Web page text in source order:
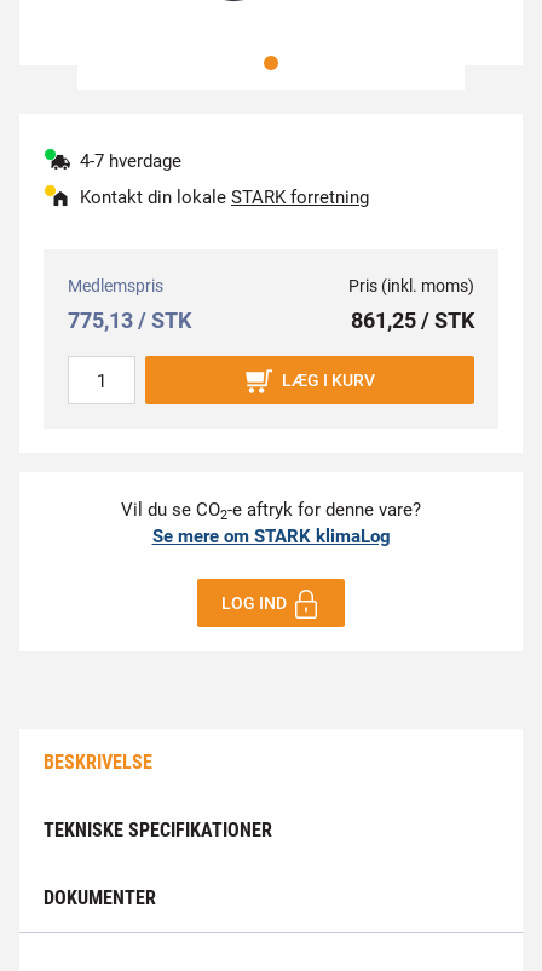
4-7 hverdage
Kontakt din lokale STARK forretning
Medlemspris
775,13 / STK
Pris (inkl. moms)
861,25 / STK
LÆG I KURV
Vil du se CO2-e aftryk for denne vare?
Se mere om STARK klimaLog
LOG IND
BESKRIVELSE
TEKNISKE SPECIFIKATIONER
DOKUMENTER